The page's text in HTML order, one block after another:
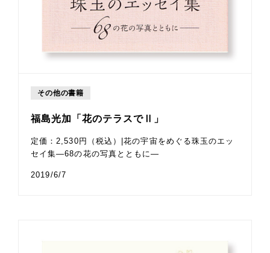
その他の書籍
福島光加「花のテラスでⅡ」
定価：2,530円（税込）|花の宇宙をめぐる珠玉のエッ
セイ集—68の花の写真とともに—
2019/6/7